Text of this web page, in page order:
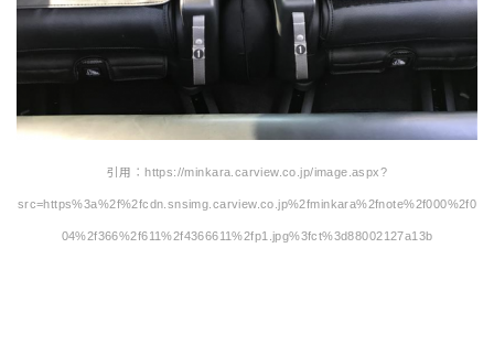
引用：https://minkara.carview.co.jp/image.aspx?
src=https%3a%2f%2fcdn.snsimg.carview.co.jp%2fminkara%2fnote%2f000%2f0
04%2f366%2f611%2f4366611%2fp1.jpg%3fct%3d88002127a13b